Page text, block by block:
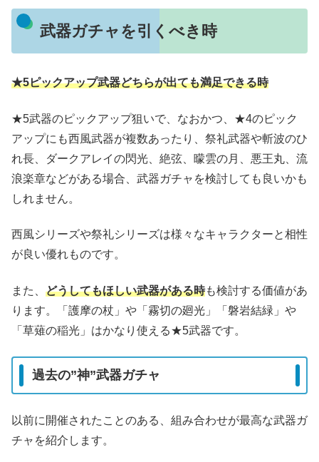
武器ガチャを引くべき時
★5ピックアップ武器どちらが出ても満足できる時
★5武器のピックアップ狙いで、なおかつ、★4のピック
アップにも西風武器が複数あったり、祭礼武器や斬波のひ
れ長、ダークアレイの閃光、絶弦、曚雲の月、悪王丸、流
浪楽章などがある場合、武器ガチャを検討しても良いかも
しれません。
西風シリーズや祭礼シリーズは様々なキャラクターと相性
が良い優れものです。
また、 どうしてもほしい武器がある時も検討する価値があ
ります。「護摩の杖」や「霧切の廻光」「磐岩結緑」や
「草薙の稲光」はかなり使える★5武器です。
過去の”神”武器ガチャ
以前に開催されたことのある、組み合わせが最高な武器ガ
チャを紹介します。